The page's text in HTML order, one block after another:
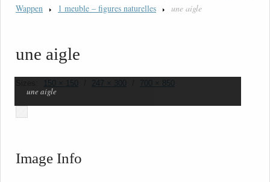
Wappen
1 meuble – figures naturelles une aigle
une aigle
150 × 150 247 × 300 700 × 850
une aigle
Image Info